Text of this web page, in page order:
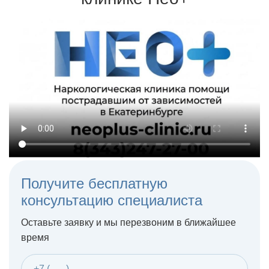
Терапия может проходить на дому или в стационаре
Получите бесплатную
консультацию специалиста
Оставьте заявку и мы перезвоним в ближайшее
время